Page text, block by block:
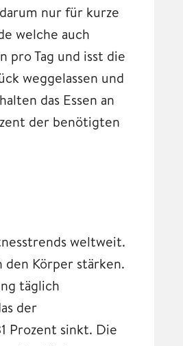
nur für kurze
welche auch
pro Tag und isst die
weggelassen und
das Essen an
der benötigten
weltweit.
Körper stärken.
täglich
der
Prozent sinkt. Die